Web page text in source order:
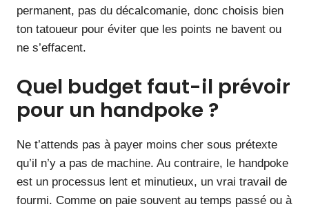
permanent, pas du décalcomanie, donc choisis bien
ton tatoueur pour éviter que les points ne bavent ou
ne s’effacent.
Quel budget faut-il prévoir
pour un handpoke ?
Ne t’attends pas à payer moins cher sous prétexte
qu’il n’y a pas de machine. Au contraire, le handpoke
est un processus lent et minutieux, un vrai travail de
fourmi. Comme on paie souvent au temps passé ou à